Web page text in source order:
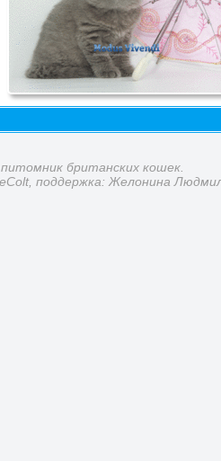
британских кошек.
поддержка: Желонина